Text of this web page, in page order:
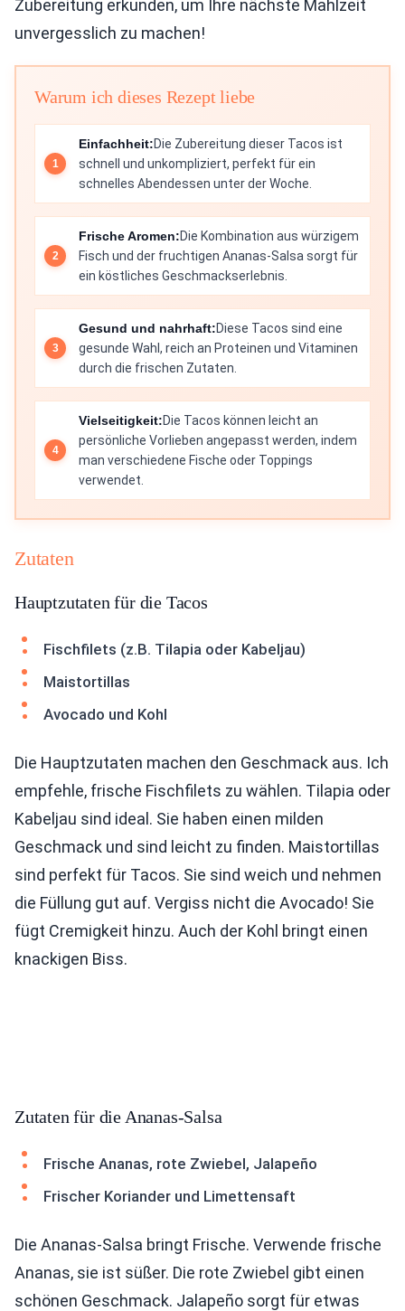
Zubereitung erkunden, um Ihre nächste Mahlzeit
unvergesslich zu machen!
Warum ich dieses Rezept liebe
Einfachheit:Die Zubereitung dieser Tacos ist
schnell und unkompliziert, perfekt für ein
schnelles Abendessen unter der Woche.
Frische Aromen:Die Kombination aus würzigem
Fisch und der fruchtigen Ananas-Salsa sorgt für
ein köstliches Geschmackserlebnis.
Gesund und nahrhaft:Diese Tacos sind eine
gesunde Wahl, reich an Proteinen und Vitaminen
durch die frischen Zutaten.
Vielseitigkeit:Die Tacos können leicht an
persönliche Vorlieben angepasst werden, indem
man verschiedene Fische oder Toppings
verwendet.
Zutaten
Hauptzutaten für die Tacos
Fischfilets (z.B. Tilapia oder Kabeljau)
Maistortillas
Avocado und Kohl
Die Hauptzutaten machen den Geschmack aus. Ich
empfehle, frische Fischfilets zu wählen. Tilapia oder
Kabeljau sind ideal. Sie haben einen milden
Geschmack und sind leicht zu finden. Maistortillas
sind perfekt für Tacos. Sie sind weich und nehmen
die Füllung gut auf. Vergiss nicht die Avocado! Sie
fügt Cremigkeit hinzu. Auch der Kohl bringt einen
knackigen Biss.
Zutaten für die Ananas-Salsa
Frische Ananas, rote Zwiebel, Jalapeño
Frischer Koriander und Limettensaft
Die Ananas-Salsa bringt Frische. Verwende frische
Ananas, sie ist süßer. Die rote Zwiebel gibt einen
schönen Geschmack. Jalapeño sorgt für etwas